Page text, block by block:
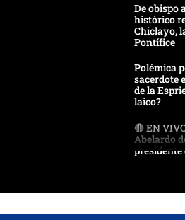
De obispo
histórico
Chiclayo,
Pontífice
Polémica
sacerdote
de la
laico?
🔴 EN
Abelardo
presidente